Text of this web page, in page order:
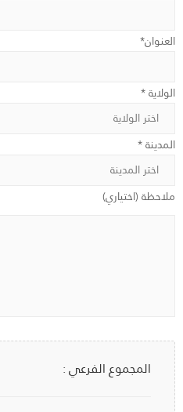
العنوان*
الولاية *
المدينة *
ملاحظة (اختياري)
المجموع الفرعي :